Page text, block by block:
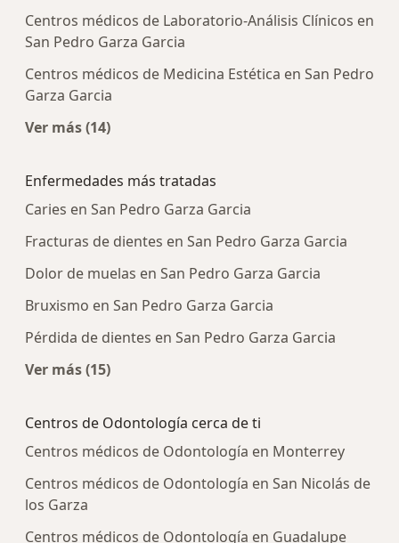
Centros médicos de Laboratorio-Análisis Clínicos en
San Pedro Garza Garcia
Centros médicos de Medicina Estética en San Pedro
Garza Garcia
Ver más (14)
Enfermedades más tratadas
Caries en San Pedro Garza Garcia
Fracturas de dientes en San Pedro Garza Garcia
Dolor de muelas en San Pedro Garza Garcia
Bruxismo en San Pedro Garza Garcia
Pérdida de dientes en San Pedro Garza Garcia
Ver más (15)
Centros de Odontología cerca de ti
Centros médicos de Odontología en Monterrey
Centros médicos de Odontología en San Nicolás de
los Garza
Centros médicos de Odontología en Guadalupe